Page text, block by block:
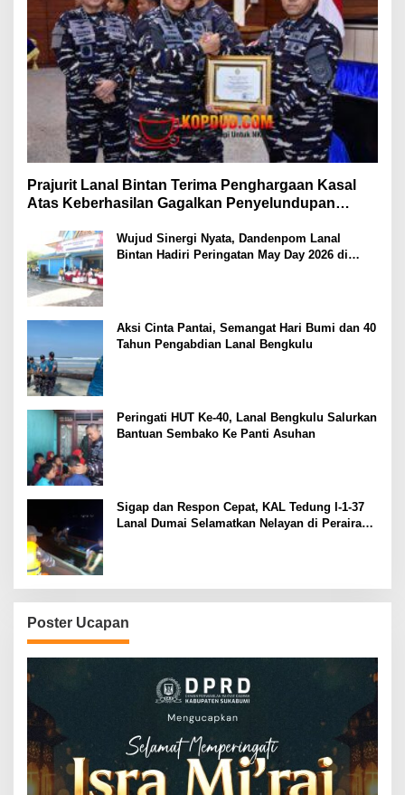
Prajurit Lanal Bintan Terima Penghargaan Kasal
Atas Keberhasilan Gagalkan Penyelundupan
Wujud Sinergi Nyata, Dandenpom Lanal
Bintan Hadiri Peringatan May Day 2026 di
Aksi Cinta Pantai, Semangat Hari Bumi dan 40
Tahun Pengabdian Lanal Bengkulu
Peringati HUT Ke-40, Lanal Bengkulu Salurkan
Bantuan Sembako Ke Panti Asuhan
Sigap dan Respon Cepat, KAL Tedung I-1-37
Lanal Dumai Selamatkan Nelayan di Perairan
Poster Ucapan